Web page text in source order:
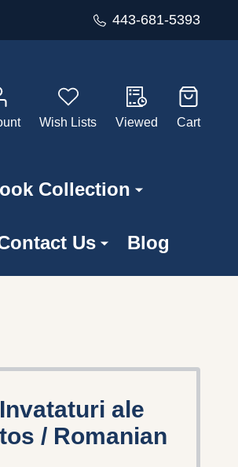
443-681-5393
Wish Lists Viewed Cart
Collection
Us Blog
ale
/ Romanian